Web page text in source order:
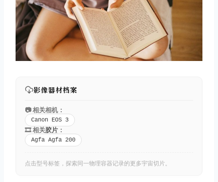
影像器材档案
📷 相关相机：
Canon EOS 3
🎞️ 相关胶片 ：
Agfa Agfa 200
点击型号标签，探索同一物理容器记录的更多宇宙切片。